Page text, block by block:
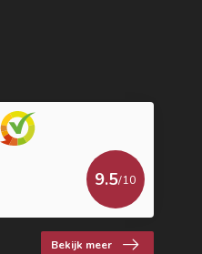
9.5/10
Bekijk meer